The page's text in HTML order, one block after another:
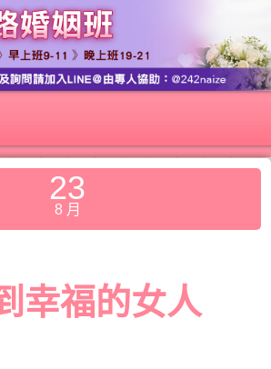
23
8 月
幸福的女人